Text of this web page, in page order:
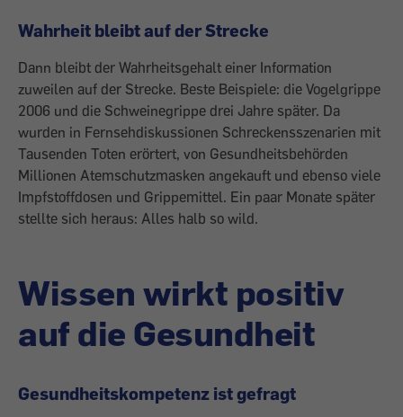
Wahrheit bleibt auf der Strecke
Dann bleibt der Wahrheitsgehalt einer Information
zuweilen auf der Strecke. Beste Beispiele: die Vogelgrippe
2006 und die Schweinegrippe drei Jahre später. Da
wurden in Fernseh­diskussionen Schreckensszenarien mit
Tausenden Toten erörtert, von Gesundheits­behörden
Millionen Atemschutzmasken angekauft und ebenso viele
Impfstoffdosen und Grippemittel. Ein paar Monate später
stellte sich heraus: Alles halb so wild.
Wissen wirkt positiv
auf die Gesundheit
Gesundheitskompetenz ist gefragt